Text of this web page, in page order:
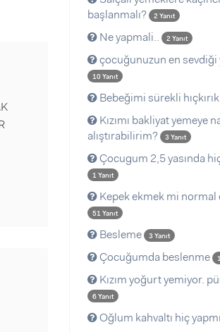
başlanmalı?
2 Yanıt
Ne yapmali.. 2 Yanıt
çocuğunuzun en sevdiği
10 Yanıt
Bebeğimi sürekli
Kızımı bakliyat yemeye
alıştırabilirim?
3 Yanıt
Çocugum 2,5 yasında
1 Yanıt
Kepek ekmek mi normal
51 Yanıt
Besleme 3 Yanıt
Çocuğumda beslenme
Kızım yoğurt yemiyor.
6 Yanıt
Oğlum kahvaltı hiç